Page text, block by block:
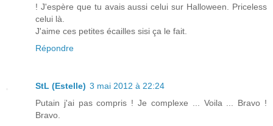
! J'espère que tu avais aussi celui sur Halloween. Priceless
celui là.
J'aime ces petites écailles sisi ça le fait.
Répondre
StL (Estelle) 3 mai 2012 à 22:24
Putain j'ai pas compris ! Je complexe ... Voila ... Bravo !
Bravo.